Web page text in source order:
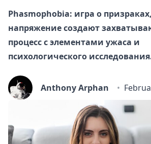
Phasmophobia: игра о
напряжение создают
процесс с элементами ужаса и
психологического
Anthony Arphan